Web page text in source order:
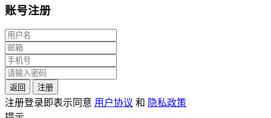
账号注册
返回 注册
注册登录即表示同意 用户协议 和 隐私政策